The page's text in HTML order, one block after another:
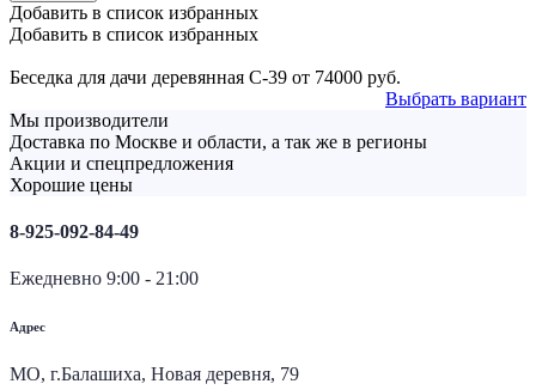
Добавить в список избранных
Добавить в список избранных
Беседка для дачи деревянная С-39 от 74000 руб.
Выбрать вариант
Мы производители
Доставка по Москве и области, а так же в регионы
Акции и спецпредложения
Хорошие цены
8-925-092-84-49
Ежедневно 9:00 - 21:00
Адрес
МО, г.Балашиха, Новая деревня, 79